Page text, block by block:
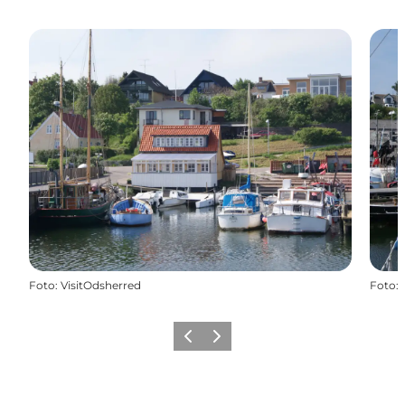
Foto: VisitOdsherred Foto:
Vorherige Folie
Nächste Folie